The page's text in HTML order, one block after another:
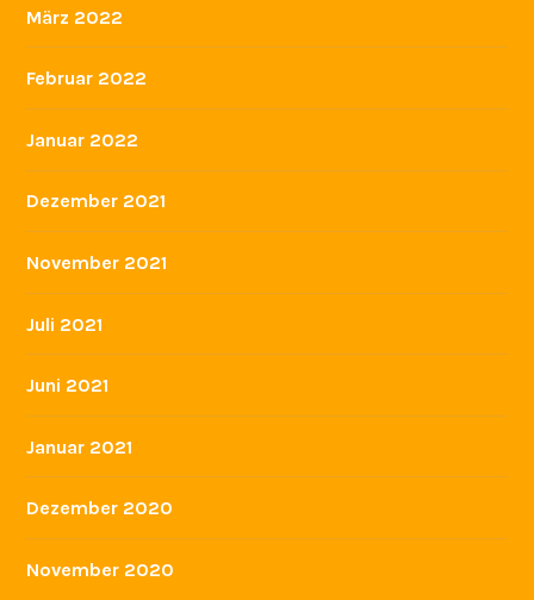
März 2022
Februar 2022
Januar 2022
Dezember 2021
November 2021
Juli 2021
Juni 2021
Januar 2021
Dezember 2020
November 2020